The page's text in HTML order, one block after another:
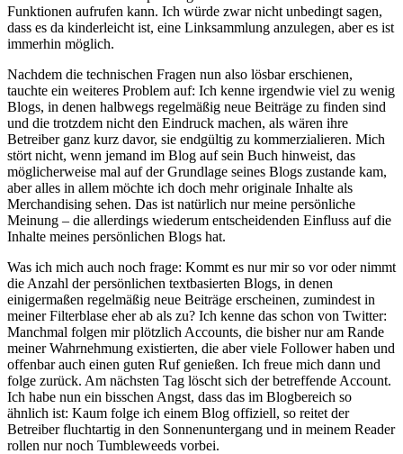
Funktionen aufrufen kann. Ich würde zwar nicht unbedingt sagen,
dass es da kinderleicht ist, eine Linksammlung anzulegen, aber es ist
immerhin möglich.
Nachdem die technischen Fragen nun also lösbar erschienen,
tauchte ein weiteres Problem auf: Ich kenne irgendwie viel zu wenig
Blogs, in denen halbwegs regelmäßig neue Beiträge zu finden sind
und die trotzdem nicht den Eindruck machen, als wären ihre
Betreiber ganz kurz davor, sie endgültig zu kommerzialieren. Mich
stört nicht, wenn jemand im Blog auf sein Buch hinweist, das
möglicherweise mal auf der Grundlage seines Blogs zustande kam,
aber alles in allem möchte ich doch mehr originale Inhalte als
Merchandising sehen. Das ist natürlich nur meine persönliche
Meinung – die allerdings wiederum entscheidenden Einfluss auf die
Inhalte meines persönlichen Blogs hat.
Was ich mich auch noch frage: Kommt es nur mir so vor oder nimmt
die Anzahl der persönlichen textbasierten Blogs, in denen
einigermaßen regelmäßig neue Beiträge erscheinen, zumindest in
meiner Filterblase eher ab als zu? Ich kenne das schon von Twitter:
Manchmal folgen mir plötzlich Accounts, die bisher nur am Rande
meiner Wahrnehmung existierten, die aber viele Follower haben und
offenbar auch einen guten Ruf genießen. Ich freue mich dann und
folge zurück. Am nächsten Tag löscht sich der betreffende Account.
Ich habe nun ein bisschen Angst, dass das im Blogbereich so
ähnlich ist: Kaum folge ich einem Blog offiziell, so reitet der
Betreiber fluchtartig in den Sonnenuntergang und in meinem Reader
rollen nur noch Tumbleweeds vorbei.